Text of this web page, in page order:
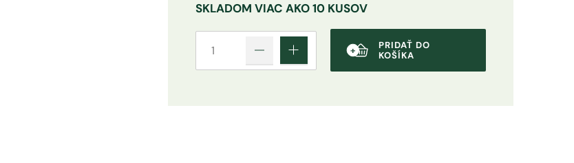
SKLADOM VIAC AKO 10 KUSOV
PRIDAŤ DO
KOŠÍKA